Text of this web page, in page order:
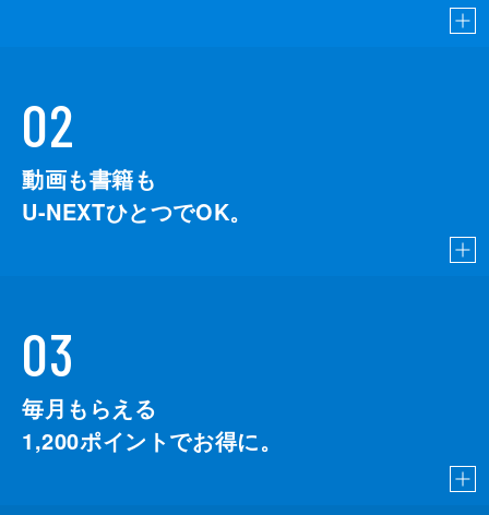
02
動画も書籍も
U-NEXTひとつでOK。
03
毎月もらえる
1,200ポイントでお得に。